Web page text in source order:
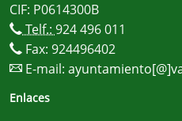
CIF: P0614300B
Telf.: 924 496 011
Fax: 924496402
E-mail:
Enlaces